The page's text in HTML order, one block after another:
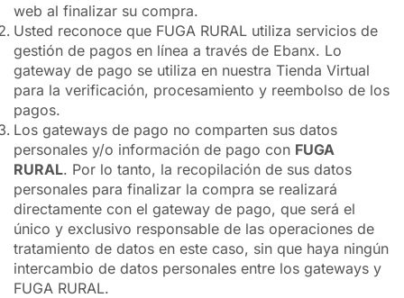
web al finalizar su compra.
Usted reconoce que FUGA RURAL utiliza servicios de
gestión de pagos en línea a través de Ebanx. Lo
gateway de pago se utiliza en nuestra Tienda Virtual
para la verificación, procesamiento y reembolso de los
pagos.
Los gateways de pago no comparten sus datos
personales y/o información de pago con FUGA
RURAL. Por lo tanto, la recopilación de sus datos
personales para finalizar la compra se realizará
directamente con el gateway de pago, que será el
único y exclusivo responsable de las operaciones de
tratamiento de datos en este caso, sin que haya ningún
intercambio de datos personales entre los gateways y
FUGA RURAL.